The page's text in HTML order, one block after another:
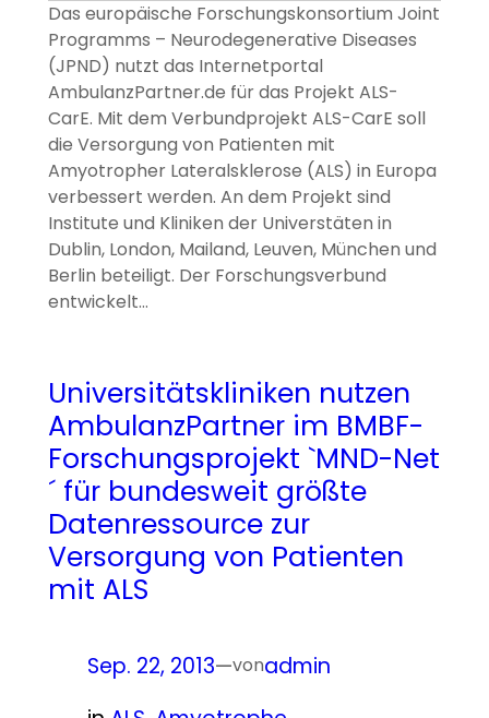
Das europäische Forschungskonsortium Joint
Programms – Neurodegenerative Diseases
(JPND) nutzt das Internetportal
AmbulanzPartner.de für das Projekt ALS-
CarE. Mit dem Verbundprojekt ALS-CarE soll
die Versorgung von Patienten mit
Amyotropher Lateralsklerose (ALS) in Europa
verbessert werden. An dem Projekt sind
Institute und Kliniken der Universtäten in
Dublin, London, Mailand, Leuven, München und
Berlin beteiligt. Der Forschungsverbund
entwickelt…
Universitätskliniken nutzen
AmbulanzPartner im BMBF-
Forschungsprojekt `MND-Net
´ für bundesweit größte
Datenressource zur
Versorgung von Patienten
mit ALS
Sep. 22, 2013—vonadmin